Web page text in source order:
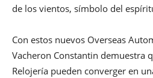
de los vientos, símbolo del
Con estos nuevos Overseas
Vacheron Constantin demuestra
Relojería pueden converger en